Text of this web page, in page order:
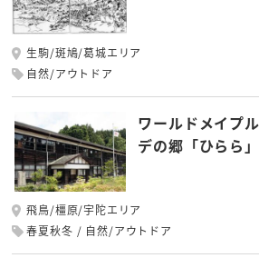
生駒/斑鳩/葛城エリア
自然/アウトドア
ワールドメイプ
デの郷「ひらら」
飛鳥/橿原/宇陀エリア
春夏秋冬
自然/アウトドア